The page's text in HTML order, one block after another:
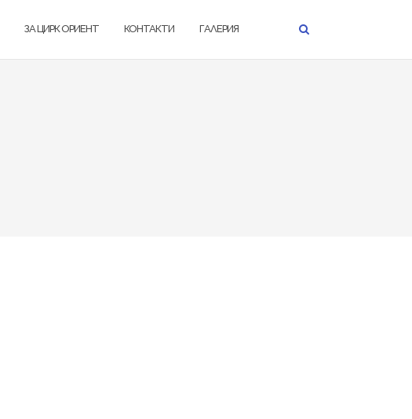
ЗА ЦИРК ОРИЕНТ КОНТАКТИ ГАЛЕРИЯ